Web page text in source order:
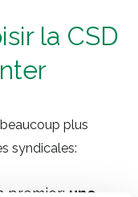
la CSD
plus
syndicales:
premier: une